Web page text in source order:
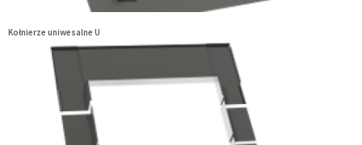
Kołnierze uniwesalne U